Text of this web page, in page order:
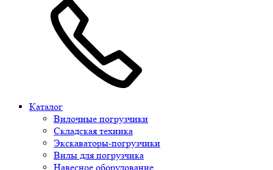
Каталог
Вилочные погрузчики
Складская техника
Экскаваторы-погрузчики
Вилы для погрузчика
Навесное оборудование